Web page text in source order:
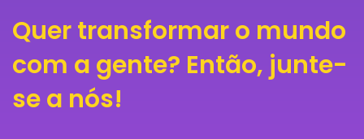
Quer transformar o mundo
com a gente? Então, junte-
se a nós!